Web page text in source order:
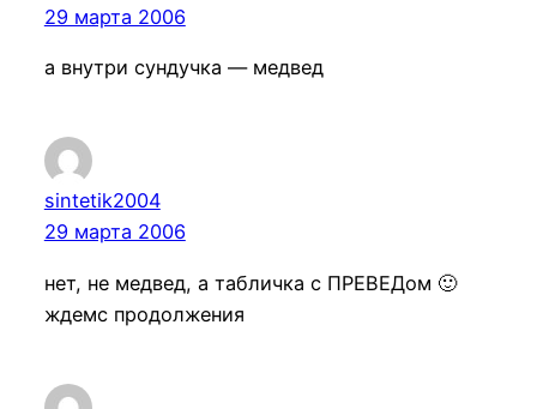
29 марта 2006
а внутри сундучка — медвед
sintetik2004
29 марта 2006
нет, не медвед, а табличка с ПРЕВЕДом 🙂
ждемс продолжения